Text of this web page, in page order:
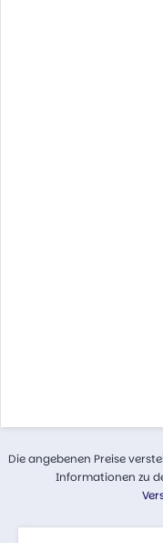
Die angebenen Preise
Informationen zu